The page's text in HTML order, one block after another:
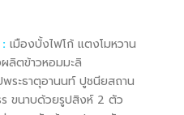
เมืองบั้งไฟโก้ แตงโมหวาน
ลิตข้าวหอมมะลิ
พระธาตุอานนท์ ปูชนียสถาน
ขนาบด้วยรูปสิงห์ 2 ตัว